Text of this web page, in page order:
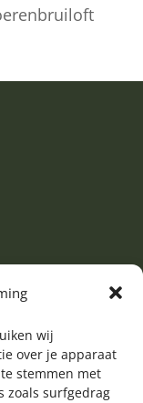
wij
over je apparaat
stemmen met
zoals surfgedrag